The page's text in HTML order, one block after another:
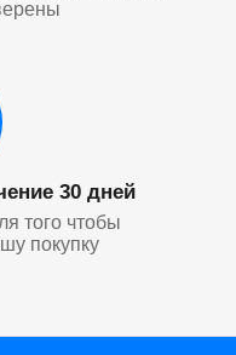
30 дней
того чтобы
покупку